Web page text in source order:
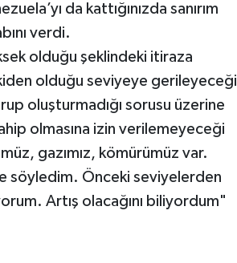
da kattığınızda sanırım
verdi.
olduğu şeklindeki itiraza
olduğu seviyeye gerileyeceği
oluşturmadığı sorusu üzerine
olmasına izin verilemeyeceği
gazımız, kömürümüz var.
söyledim. Önceki seviyelerden
Artış olacağını biliyordum"